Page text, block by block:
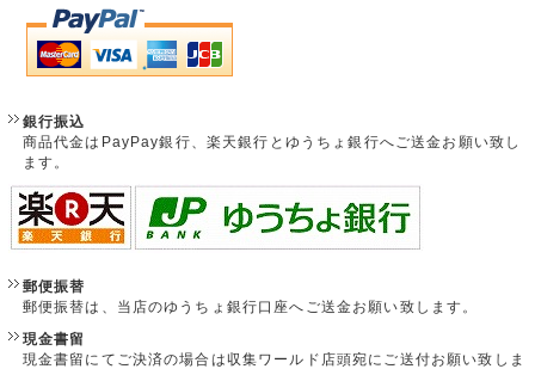
銀行振込
商品代金はPayPay銀行、楽天銀行とゆうちょ銀行へご送金お願い致し
ます。
郵便振替
郵便振替は、当店のゆうちょ銀行口座へご送金お願い致します。
現金書留
現金書留にてご決済の場合は収集ワールド店頭宛にご送付お願い致しま